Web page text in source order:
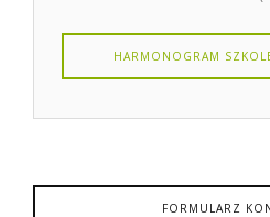
HARMONOGRAM
FORMULARZ